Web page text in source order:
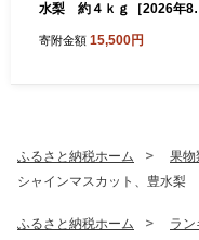
水梨 約４ｋｇ［2026年8
寄附金額 15,500円
ふるさと納税ホーム 果物
シャインマスカット、豊水梨
ふるさと納税ホーム ラン